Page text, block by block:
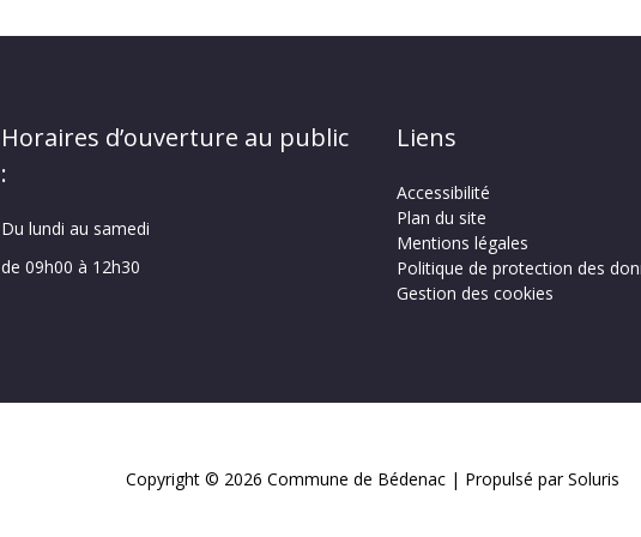
Horaires d’ouverture au public
:
Du lundi au samedi
de 09h00 à 12h30
Liens
Accessibilité
Plan du site
Mentions légales
Politique de protection des
Gestion des cookies
Copyright © 2026 Commune de Bédenac | Propulsé par Soluris